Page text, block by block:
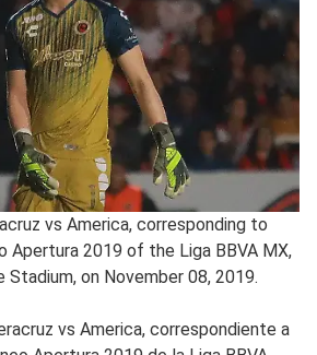
vs America, corresponding to
Apertura 2019 of the Liga BBVA MX,
on November 08, 2019.
vs America, correspondiente a